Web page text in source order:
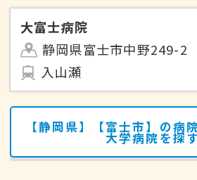
大富士病院
静岡県富士市中野249-2
入山瀬
【静岡県】【富士市】の病
大学病院を探す